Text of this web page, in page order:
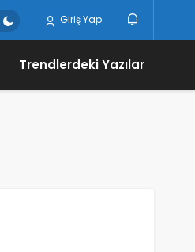
Giriş Yap
Trendlerdeki Yazılar